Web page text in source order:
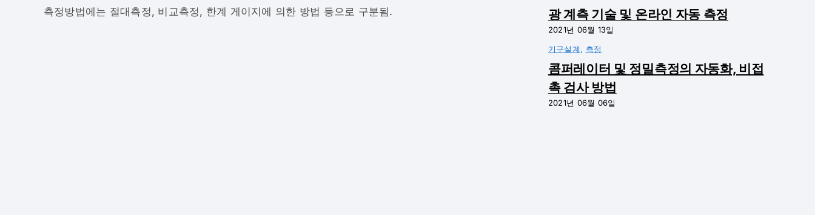
측정방법에는 절대측정, 비교측정, 한계 게이지에 의한 방법 등으로 구분됨. 광 계측 기술 및 온라인 자동 측정
2021년 06월 13일
기구설계, 측정
콤퍼레이터 및 정밀측정의 자동화, 비접
촉 검사 방법
2021년 06월 06일